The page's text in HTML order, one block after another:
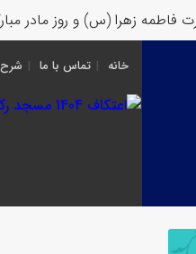
زهرا (س) و روز مادر مبارک
خانه تماس با ما